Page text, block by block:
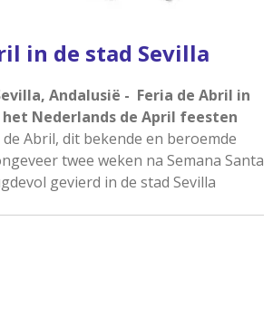
in de stad Sevilla
Andalusië - Feria de Abril in
Nederlands de April feesten
de Abril, dit bekende en beroemde
twee weken na Semana Santa
gevierd in de stad Sevilla